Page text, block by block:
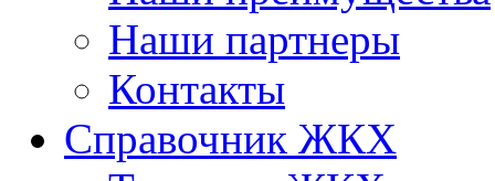
Наши партнеры
Контакты
Справочник ЖКХ